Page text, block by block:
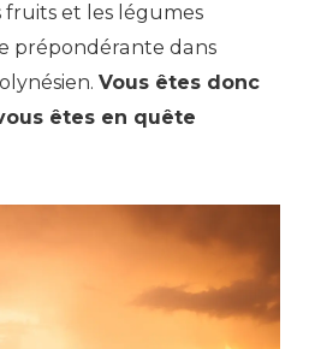
fruits et les légumes
prépondérante dans
Vous êtes donc
êtes en quête